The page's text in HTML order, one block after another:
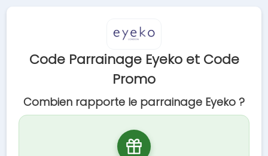
Code Parrainage Eyeko et Code
Promo
Combien rapporte le parrainage Eyeko ?